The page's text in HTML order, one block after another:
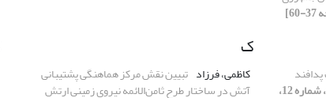
[دوره 4، شماره 12،
ک
کاظمی، فرزاد تبیین نقش مرکز هماهنگی پشتیبانی
آتش در ساختار طرح ثامن‌الائمه نیروی زمینی ارتش